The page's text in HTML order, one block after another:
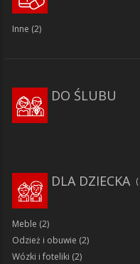
Inne (2)
DO ŚLUBU
DLA DZIECKA
Meble (2)
Odzież i obuwie (2)
Wózki i foteliki (2)